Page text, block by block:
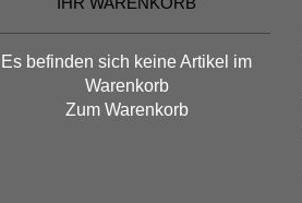
Es befinden sich keine Artikel im
Warenkorb
Zum Warenkorb